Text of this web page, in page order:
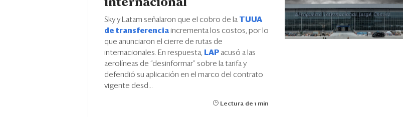
internacional
Sky y Latam señalaron que el cobro de la TUUA
de transferencia incrementa los costos, por lo
que anunciaron el cierre de rutas de
internacionales. En respuesta, LAP acusó a las
aerolíneas de “desinformar” sobre la tarifa y
defendió su aplicación en el marco del contrato
vigente desd...
Lectura de 1 min